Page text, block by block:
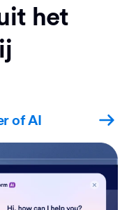
het
of AI